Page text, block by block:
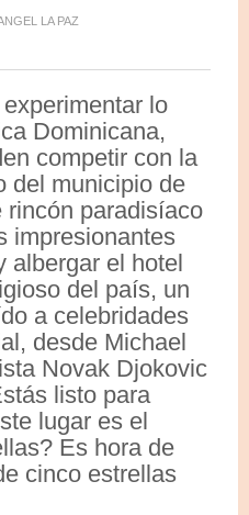
LA PAZ
lo
Dominicana,
competir con la
del municipio de
paradisíaco
impresionantes
albergar el hotel
del país, un
a celebridades
desde Michael
Novak Djokovic
listo para
lugar es el
Es hora de
cinco estrellas